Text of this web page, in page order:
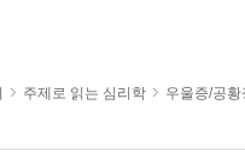
주제로 읽는 심리학 우울증/공황